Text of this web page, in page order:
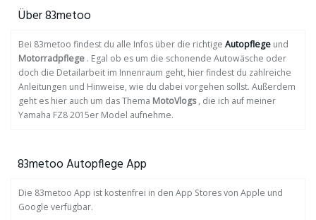
Über 83metoo
Bei 83metoo findest du alle Infos über die richtige Autopflege und
Motorradpflege . Egal ob es um die schonende Autowäsche oder
doch die Detailarbeit im Innenraum geht, hier findest du zahlreiche
Anleitungen und Hinweise, wie du dabei vorgehen sollst. Außerdem
geht es hier auch um das Thema MotoVlogs, die ich auf meiner
Yamaha FZ8 2015er Model aufnehme.
83metoo Autopflege App
Die 83metoo App ist kostenfrei in den App Stores von Apple und
Google verfügbar.